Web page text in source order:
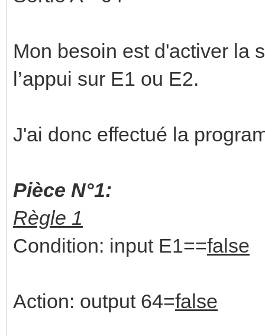
Mon besoin est d'activer la
l’appui sur E1 ou E2.
J'ai donc effectué la
Pièce N°1:
Règle 1
Condition: input E1==false
Action: output 64=false